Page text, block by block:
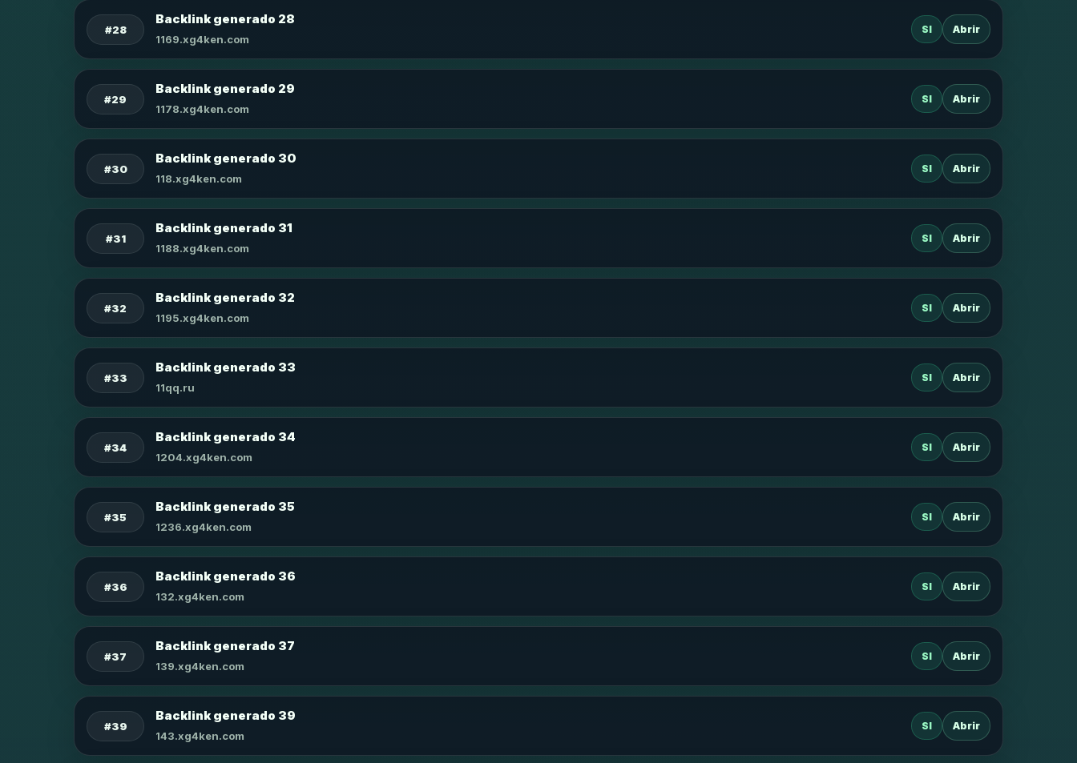
#28
Backlink generado 28
1169.xg4ken.com
SI Abrir
#29
Backlink generado 29
1178.xg4ken.com
SI Abrir
#30
Backlink generado 30
118.xg4ken.com
SI Abrir
#31
Backlink generado 31
1188.xg4ken.com
SI Abrir
#32
Backlink generado 32
1195.xg4ken.com
SI Abrir
#33
Backlink generado 33
11qq.ru
SI Abrir
#34
Backlink generado 34
1204.xg4ken.com
SI Abrir
#35
Backlink generado 35
1236.xg4ken.com
SI Abrir
#36
Backlink generado 36
132.xg4ken.com
SI Abrir
#37
Backlink generado 37
139.xg4ken.com
SI Abrir
#39
Backlink generado 39
143.xg4ken.com
SI Abrir